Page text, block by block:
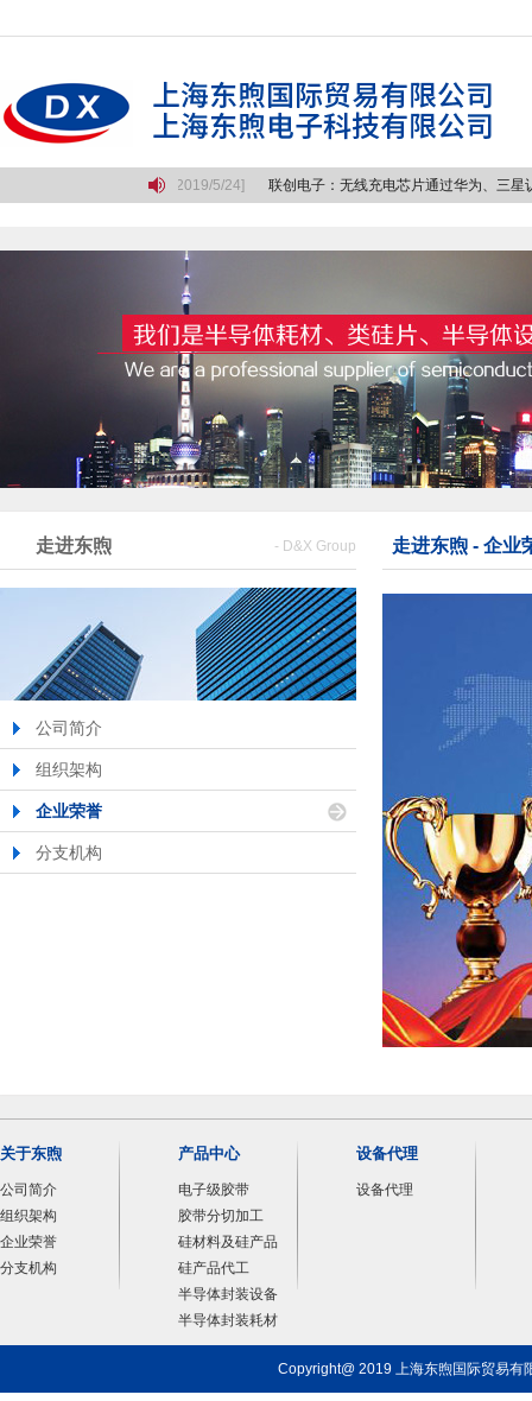
[2019/5/24] 联创电子：无线充电芯片通过华为、三星
走进东煦 - D&X Group
公司简介
组织架构
企业荣誉
分支机构
走进东煦 - 企业
关于东煦
公司简介
组织架构
企业荣誉
分支机构
产品中心
电子级胶带
胶带分切加工
硅材料及硅产品
硅产品代工
半导体封装设备
半导体封装耗材
设备代理
设备代理
Copyright@ 2019 上海东煦国际贸易